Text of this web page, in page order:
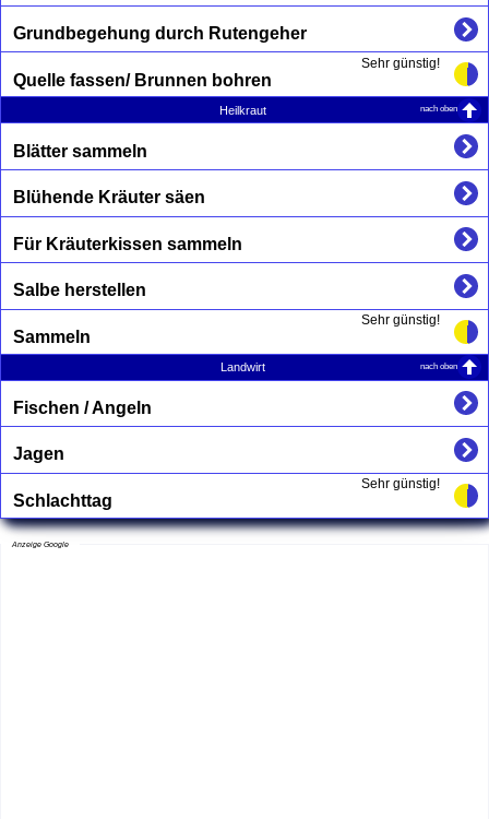
Grundbegehung durch Rutengeher
Sehr günstig!
Quelle fassen/ Brunnen bohren
Heilkraut nach oben
Blätter sammeln
Blühende Kräuter säen
Für Kräuterkissen sammeln
Salbe herstellen
Sehr günstig!
Sammeln
Landwirt nach oben
Fischen / Angeln
Jagen
Sehr günstig!
Schlachttag
Anzeige Google